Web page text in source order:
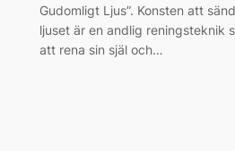
Gudomligt Ljus”. Konsten att
ljuset är en andlig reningsteknik
att rena sin själ och…